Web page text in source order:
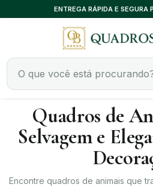
CONSULTORIA
Quadros de
Selvagem e
Encontre quadros de animais que